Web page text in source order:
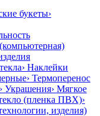
букеты›
› Наклейки
› Термоперенос
› Украшения› Мягкое
(пленка ПВХ)›
изделия)